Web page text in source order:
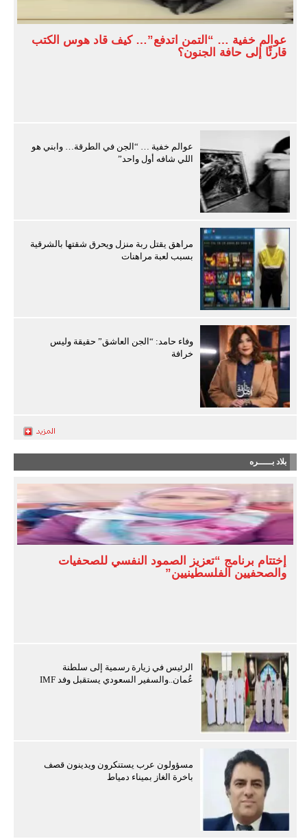
عوالم خفية … “التمن اتدفع”… كيف قاد هوس الكتب
قارئًا إلى حافة الجنون؟
عوالم خفية … “الجن في الطرقة… وابني هو
اللي شافه أول واحد”
مراهق يقتل ربة منزل ويحرق شقتها بالشرقية
بسبب لعبة مراهنات
وفاء حامد: “الجن العاشق” حقيقة وليس
خرافة
بلاد بـــــره
إختتام برنامج “تعزيز الصمود النفسي للصحفيات
والصحفيين الفلسطينيين”
الرئيس في زيارة رسمية إلى سلطنة
عُمان..والسفير السعودي يستقبل وفد IMF
مسؤولون عرب يستنكرون ويدينون قصف
باخرة الغاز بميناء دمياط